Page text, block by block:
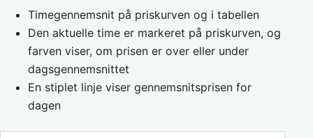
Timegennemsnit på priskurven og i tabellen
Den aktuelle time er markeret på priskurven, og
farven viser, om prisen er over eller under
dagsgennemsnittet
En stiplet linje viser gennemsnitsprisen for
dagen